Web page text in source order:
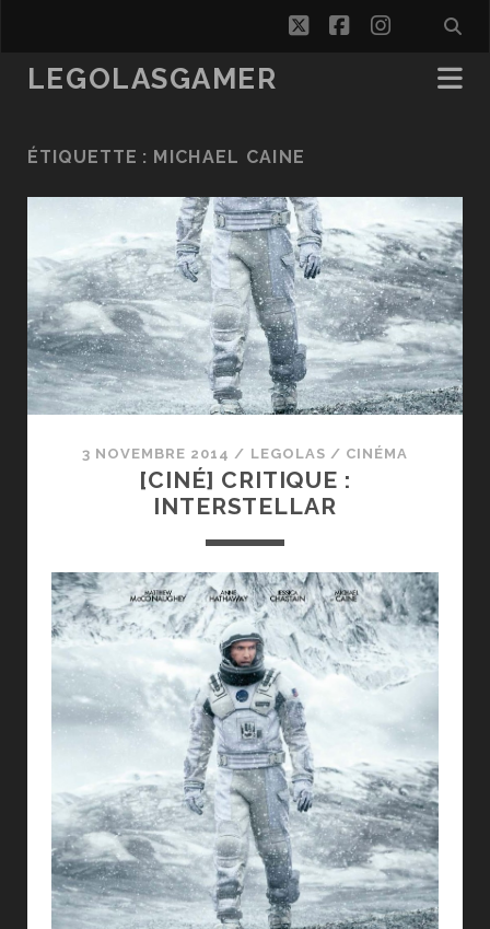
twitterfacebook
LEGOLASGAMER
ÉTIQUETTE : MICHAEL CAINE
3 NOVEMBRE 2014 / LEGOLAS / CINÉMA
[CINÉ] CRITIQUE :
INTERSTELLAR